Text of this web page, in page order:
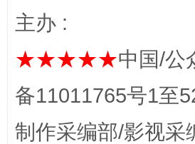
主办 :
★★★★★中国/公
备11011765号1至
制作采编部/影视采